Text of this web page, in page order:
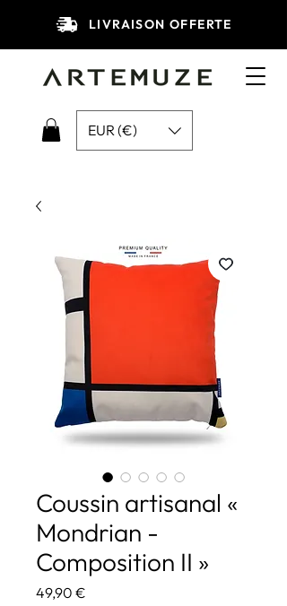
LIVRAISON OFFERTE
EUR (€)
Coussin artisanal «
Mondrian -
Composition II »
49,90 €